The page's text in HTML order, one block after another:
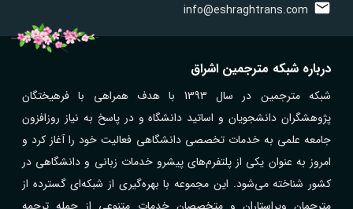
info@eshraghtrans.com
درباره شبکه مترجمین اشراق
شبکه مترجمین در سال 1393 با هدف همراهی با فرهیختگان
پژوهشگران دانشجویان و اساتید دانشگاه و در پاسخ به نیاز روزافزون
جامعه علمی به خدمات تخصصی دانشگاهی فعالیت خود را آغاز کرد و
امروز به عنوان یکی از پلتفرم‌های پیشرو خدمات زبانی و دانشگاهی در
کشور شناخته می‌شود. این مجموعه با بهره‌گیری از شبکه‌ای گسترده از
مترجمان ویراستاران و متخصصان خدمات متنوعی از جمله ترجمه